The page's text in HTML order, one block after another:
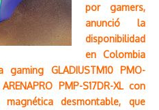
por gamers,
anunció la
disponibilidad
en Colombia
gaming GLADIUSTM10 PMO-
PMP-S17DR-XL con
desmontable, que